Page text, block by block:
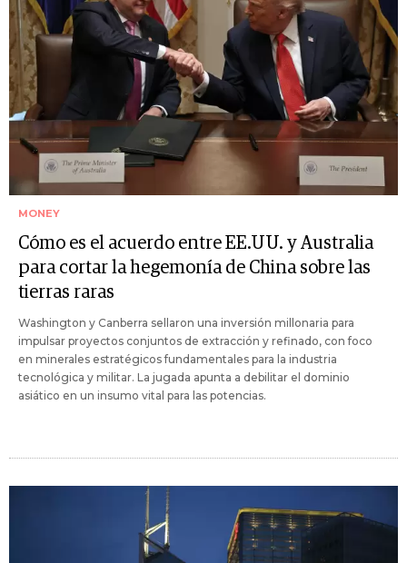
MONEY
Cómo es el acuerdo entre EE.UU. y Australia
para cortar la hegemonía de China sobre las
tierras raras
Washington y Canberra sellaron una inversión millonaria para
impulsar proyectos conjuntos de extracción y refinado, con foco
en minerales estratégicos fundamentales para la industria
tecnológica y militar. La jugada apunta a debilitar el dominio
asiático en un insumo vital para las potencias.